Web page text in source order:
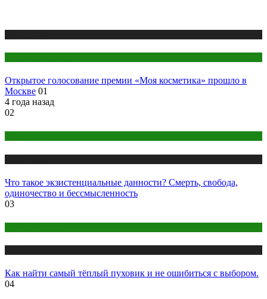
Открытое голосование премии «Моя косметика» прошло в
Москве 01
4 года назад
02
Что такое экзистенциальные данности? Смерть, свобода,
одиночество и бессмысленность
03
Как найти самый тёплый пуховик и не ошибиться с выбором.
04